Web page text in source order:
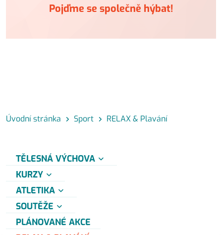
Pojďme se společně hýbat!
Úvodní stránka Sport RELAX & Plavání
TĚLESNÁ VÝCHOVA
KURZY
ATLETIKA
SOUTĚŽE
PLÁNOVANÉ AKCE